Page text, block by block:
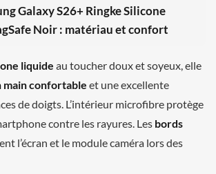
Galaxy S26+ Ringke Silicone
Noir : matériau et confort
liquide au toucher doux et soyeux, elle
main confortable et une excellente
de doigts. L’intérieur microfibre protège
contre les rayures. Les bords
l’écran et le module caméra lors des